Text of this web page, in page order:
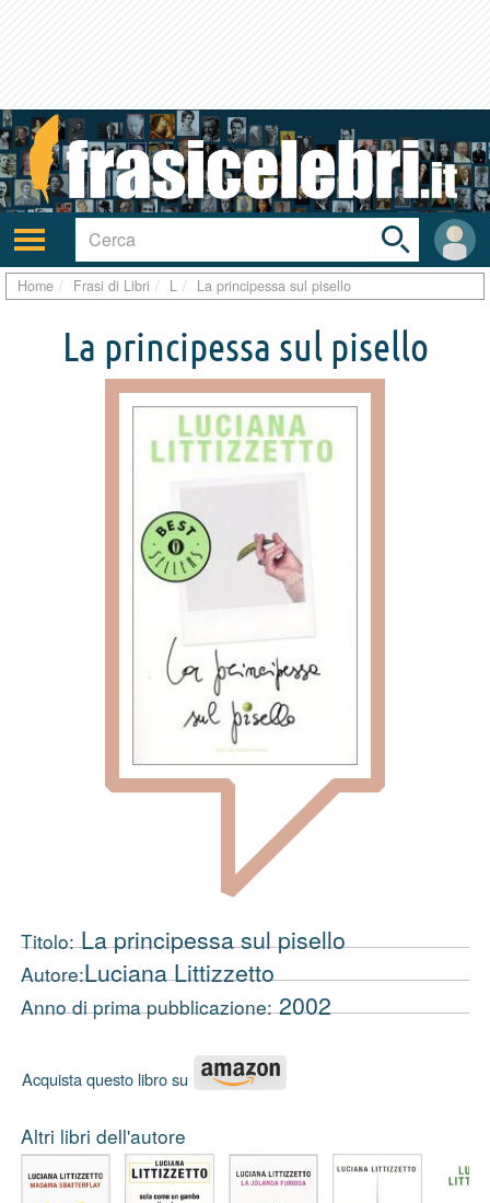
Attiva/disattiva
navigazione
User
area
Toggle
search
bar
Home Frasi di Libri L La principessa sul pisello
La principessa sul pisello
Titolo:La principessa sul pisello
Autore:Luciana Littizzetto
Anno di prima pubblicazione:2002
Acquista questo libro su
Altri libri dell'autore